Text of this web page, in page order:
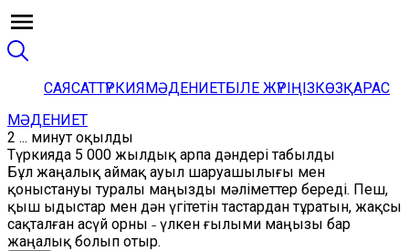
САЯСАТТҮРКИЯМӘДЕНИЕТБІЛЕ ЖҮРІҢІЗКӨЗҚАРАС
МӘДЕНИЕТ
2 ... минут оқылды
Түркияда 5 000 жылдық арпа дәндері табылды
Бұл жаңалық аймақ ауыл шаруашылығы мен
қоныстануы туралы маңызды мәліметтер береді. Пеш,
қыш ыдыстар мен дән үгітетін тастардан тұратын, жақсы
сақталған асүй орны ˗ үлкен ғылыми маңызы бар
жаңалық болып отыр.